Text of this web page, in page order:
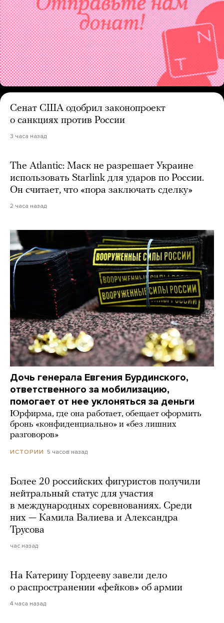
Сенат США одобрил законопроект
о санкциях против России
3 часа назад
The Atlantic: Маск не разрешает Украине
использовать Starlink для ударов по России.
Он считает, что «пора заключать сделку»
2 часа назад
Дочь генерала Евгения Бурдинского,
ответственного за мобилизацию,
помогает от нее уклоняться за деньги
Юрфирма, где она работает, обещает оформить
бронь «конфиденциально» и «без лишних
разговоров»
ИСТОРИИ 5 часов назад
Более 20 российских фигуристов получили
нейтральный статус для участия
в международных соревнованиях. Среди
них — Камила Валиева и Александра
Трусова
час назад
На Катерину Гордееву завели дело
о распространении «фейков» об армии
4 часа назад